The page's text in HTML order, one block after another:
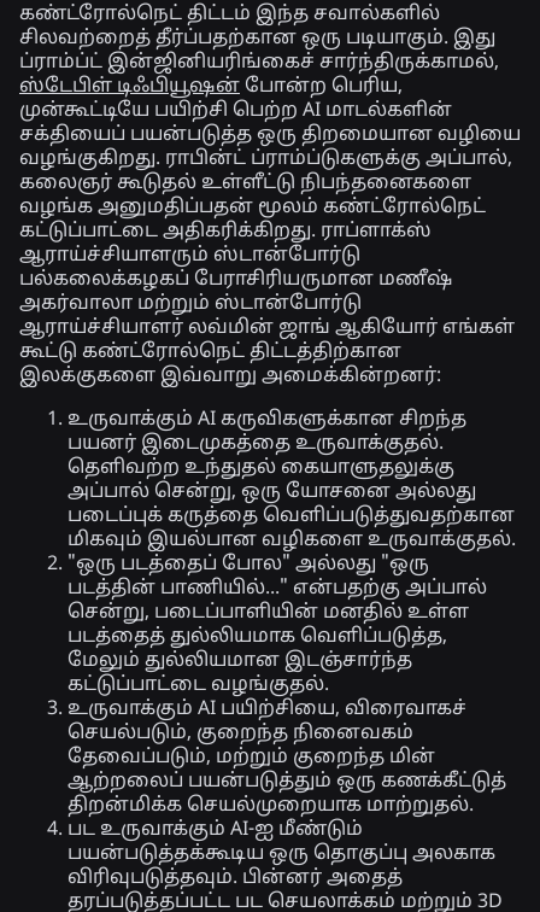
கண்ட்ரோல்நெட் திட்டம் இந்த சவால்களில்
சிலவற்றைத் தீர்ப்பதற்கான ஒரு படியாகும். இது
ப்ராம்ப்ட் இன்ஜினியரிங்கைச் சார்ந்திருக்காமல்,
ஸ்டேபிள் டிஃபியூஷன் போன்ற பெரிய,
முன்கூட்டியே பயிற்சி பெற்ற AI மாடல்களின்
சக்தியைப் பயன்படுத்த ஒரு திறமையான வழியை
வழங்குகிறது. ராபின்ட் ப்ராம்ப்டுகளுக்கு அப்பால்,
கலைஞர் கூடுதல் உள்ளீட்டு நிபந்தனைகளை
வழங்க அனுமதிப்பதன் மூலம் கண்ட்ரோல்நெட்
கட்டுப்பாட்டை அதிகரிக்கிறது. ராப்ளாக்ஸ்
ஆராய்ச்சியாளரும் ஸ்டான்போர்டு
பல்கலைக்கழகப் பேராசிரியருமான மணீஷ்
அகர்வாலா மற்றும் ஸ்டான்போர்டு
ஆராய்ச்சியாளர் லவ்மின் ஜாங் ஆகியோர் எங்கள்
கூட்டு கண்ட்ரோல்நெட் திட்டத்திற்கான
இலக்குகளை இவ்வாறு அமைக்கின்றனர்:
உருவாக்கும் AI கருவிகளுக்கான சிறந்த
பயனர் இடைமுகத்தை உருவாக்குதல்.
தெளிவற்ற உந்துதல் கையாளுதலுக்கு
அப்பால் சென்று, ஒரு யோசனை அல்லது
படைப்புக் கருத்தை வெளிப்படுத்துவதற்கான
மிகவும் இயல்பான வழிகளை உருவாக்குதல்.
"ஒரு படத்தைப் போல" அல்லது "ஒரு
படத்தின் பாணியில்..." என்பதற்கு அப்பால்
சென்று, படைப்பாளியின் மனதில் உள்ள
படத்தைத் துல்லியமாக வெளிப்படுத்த,
மேலும் துல்லியமான இடஞ்சார்ந்த
கட்டுப்பாட்டை வழங்குதல்.
உருவாக்கும் AI பயிற்சியை, விரைவாகச்
செயல்படும், குறைந்த நினைவகம்
தேவைப்படும், மற்றும் குறைந்த மின்
ஆற்றலைப் பயன்படுத்தும் ஒரு கணக்கீட்டுத்
திறன்மிக்க செயல்முறையாக மாற்றுதல்.
பட உருவாக்கும் AI-ஐ மீண்டும்
பயன்படுத்தக்கூடிய ஒரு தொகுப்பு அலகாக
விரிவுபடுத்தவும். பின்னர் அதைத்
தரப்படுத்தப்பட்ட பட செயலாக்கம் மற்றும் 3D